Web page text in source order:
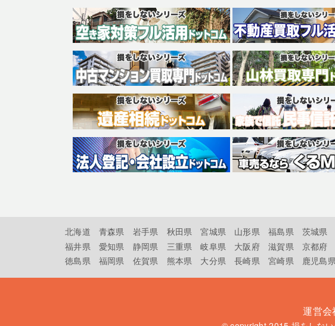
北海道 青森県 岩手県 秋田県 宮城県 山形県 福島県 茨城県
福井県
愛知県 静岡県 三重県 岐阜県 大阪府 滋賀県 京都府
徳島県
福岡県 佐賀県 熊本県 大分県 長崎県 宮崎県 鹿児島
運営会